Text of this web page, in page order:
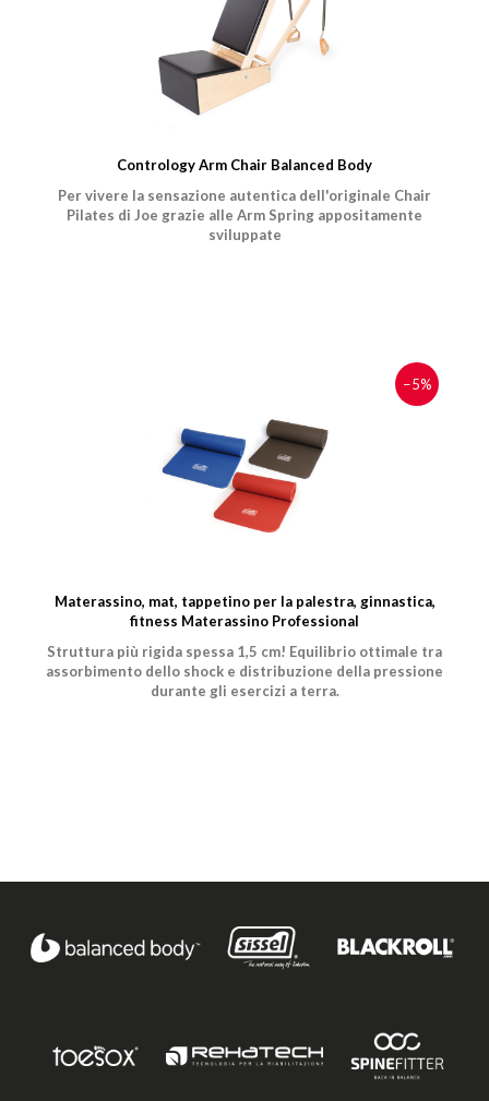
Contrology Arm Chair Balanced Body
Per vivere la sensazione autentica dell'originale Chair
Pilates di Joe grazie alle Arm Spring appositamente
sviluppate
−5%
Materassino, mat, tappetino per la palestra, ginnastica,
fitness Materassino Professional
Struttura più rigida spessa 1,5 cm! Equilibrio ottimale tra
assorbimento dello shock e distribuzione della pressione
durante gli esercizi a terra.